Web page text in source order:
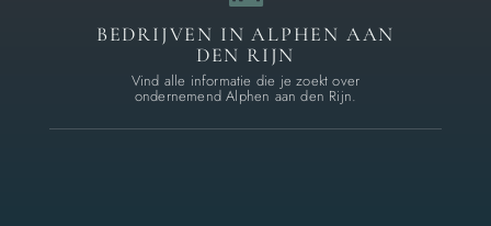
BEDRIJVEN IN ALPHEN AAN
DEN RIJN
Vind alle informatie die je zoekt over
ondernemend Alphen aan den Rijn.